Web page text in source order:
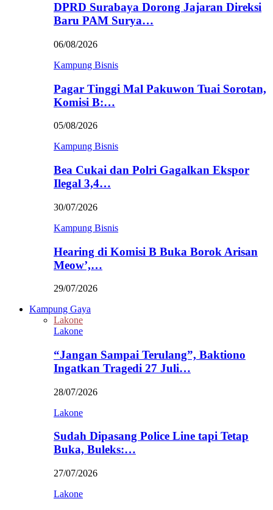
DPRD Surabaya Dorong Jajaran Direksi
Baru PAM Surya…
06/08/2026
Kampung Bisnis
Pagar Tinggi Mal Pakuwon Tuai Sorotan,
Komisi B:…
05/08/2026
Kampung Bisnis
Bea Cukai dan Polri Gagalkan Ekspor
Ilegal 3,4…
30/07/2026
Kampung Bisnis
Hearing di Komisi B Buka Borok Arisan
Meow’,…
29/07/2026
Kampung Gaya
Lakone
Lakone
“Jangan Sampai Terulang”, Baktiono
Ingatkan Tragedi 27 Juli…
28/07/2026
Lakone
Sudah Dipasang Police Line tapi Tetap
Buka, Buleks:…
27/07/2026
Lakone